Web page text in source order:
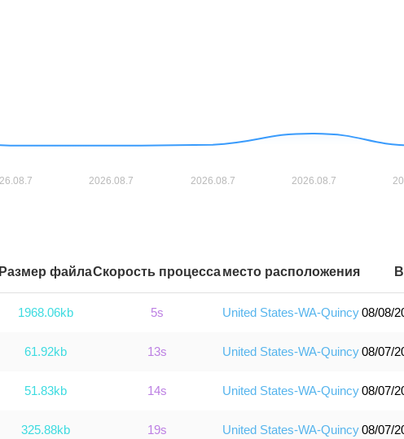
Размер файлаСкорость процессаместо расположения
1968.06kb 5s United States-WA-Quincy08/08/
61.92kb 13s United States-WA-Quincy08/07/
51.83kb 14s United States-WA-Quincy08/07/
325.88kb 19s United States-WA-Quincy08/07/